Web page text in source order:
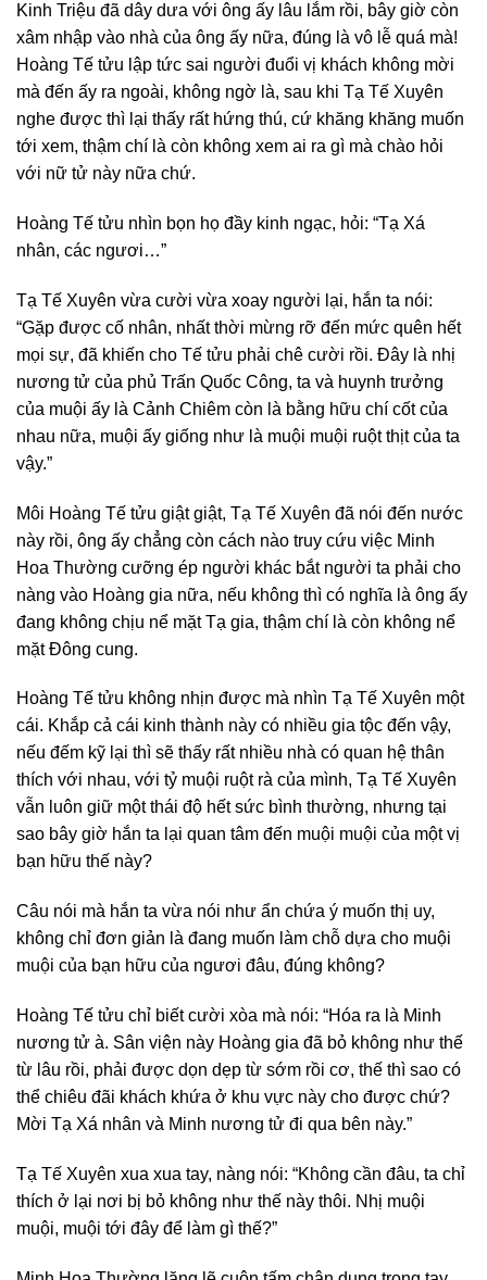
Kinh Triệu đã dây dưa với ông ấy lâu lắm rồi, bây giờ còn
xâm nhập vào nhà của ông ấy nữa, đúng là vô lễ quá mà!
Hoàng Tế tửu lập tức sai người đuổi vị khách không mời
mà đến ấy ra ngoài, không ngờ là, sau khi Tạ Tế Xuyên
nghe được thì lại thấy rất hứng thú, cứ khăng khăng muốn
tới xem, thậm chí là còn không xem ai ra gì mà chào hỏi
với nữ tử này nữa chứ.
Hoàng Tế tửu nhìn bọn họ đầy kinh ngạc, hỏi: “Tạ Xá
nhân, các ngươi…”
Tạ Tế Xuyên vừa cười vừa xoay người lại, hắn ta nói:
“Gặp được cố nhân, nhất thời mừng rỡ đến mức quên hết
mọi sự, đã khiến cho Tế tửu phải chê cười rồi. Đây là nhị
nương tử của phủ Trấn Quốc Công, ta và huynh trưởng
của muội ấy là Cảnh Chiêm còn là bằng hữu chí cốt của
nhau nữa, muội ấy giống như là muội muội ruột thịt của ta
vậy.”
Môi Hoàng Tế tửu giật giật, Tạ Tế Xuyên đã nói đến nước
này rồi, ông ấy chẳng còn cách nào truy cứu việc Minh
Hoa Thường cưỡng ép người khác bắt người ta phải cho
nàng vào Hoàng gia nữa, nếu không thì có nghĩa là ông ấy
đang không chịu nể mặt Tạ gia, thậm chí là còn không nể
mặt Đông cung.
Hoàng Tế tửu không nhịn được mà nhìn Tạ Tế Xuyên một
cái. Khắp cả cái kinh thành này có nhiều gia tộc đến vậy,
nếu đếm kỹ lại thì sẽ thấy rất nhiều nhà có quan hệ thân
thích với nhau, với tỷ muội ruột rà của mình, Tạ Tế Xuyên
vẫn luôn giữ một thái độ hết sức bình thường, nhưng tại
sao bây giờ hắn ta lại quan tâm đến muội muội của một vị
bạn hữu thế này?
Câu nói mà hắn ta vừa nói như ẩn chứa ý muốn thị uy,
không chỉ đơn giản là đang muốn làm chỗ dựa cho muội
muội của bạn hữu của ngươi đâu, đúng không?
Hoàng Tế tửu chỉ biết cười xòa mà nói: “Hóa ra là Minh
nương tử à. Sân viện này Hoàng gia đã bỏ không như thế
từ lâu rồi, phải được dọn dẹp từ sớm rồi cơ, thế thì sao có
thể chiêu đãi khách khứa ở khu vực này cho được chứ?
Mời Tạ Xá nhân và Minh nương tử đi qua bên này.”
Tạ Tế Xuyên xua xua tay, nàng nói: “Không cần đâu, ta chỉ
thích ở lại nơi bị bỏ không như thế này thôi. Nhị muội
muội, muội tới đây để làm gì thế?”